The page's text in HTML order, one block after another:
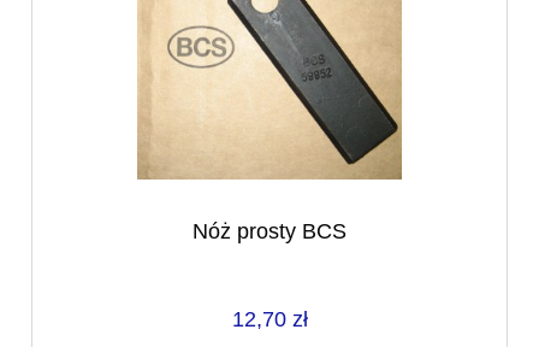
Nóż prosty BCS
12,70 zł